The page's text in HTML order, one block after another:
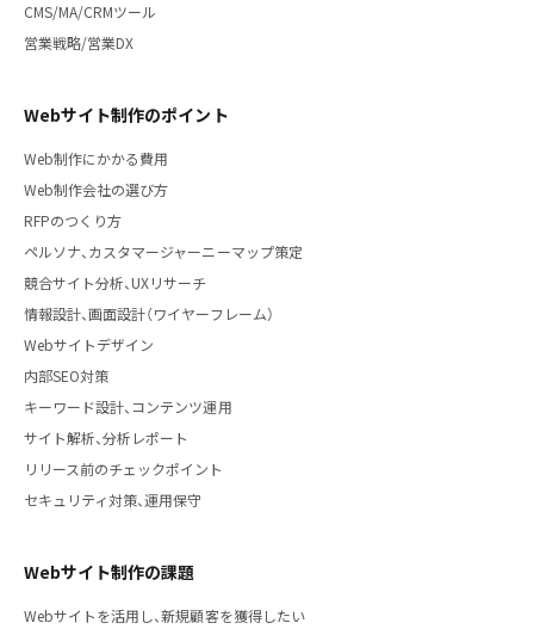
CMS/MA/CRMツール
営業戦略/営業DX
Webサイト制作のポイント
Web制作にかかる費用
Web制作会社の選び方
RFPのつくり方
ペルソナ、カスタマージャーニーマップ策定
競合サイト分析、UXリサーチ
情報設計、画面設計（ワイヤーフレーム）
Webサイトデザイン
内部SEO対策
キーワード設計、コンテンツ運用
サイト解析、分析レポート
リリース前のチェックポイント
セキュリティ対策、運用保守
Webサイト制作の課題
Webサイトを活用し、新規顧客を獲得したい